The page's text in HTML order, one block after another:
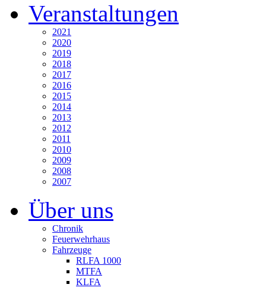
Veranstaltungen
2021
2020
2019
2018
2017
2016
2015
2014
2013
2012
2011
2010
2009
2008
2007
Über uns
Chronik
Feuerwehrhaus
Fahrzeuge
RLFA 1000
MTFA
KLFA